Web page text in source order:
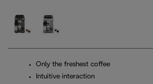
Only the freshest coffee
Intuitive interaction